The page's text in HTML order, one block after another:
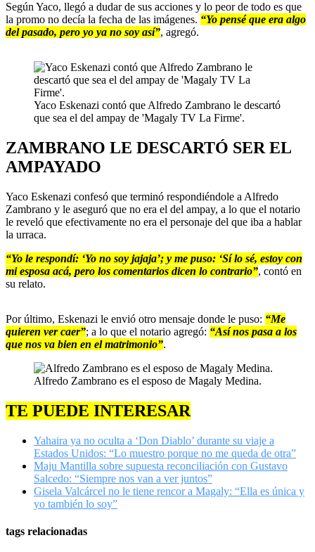
Según Yaco, llegó a dudar de sus acciones y lo peor de todo es que
la promo no decía la fecha de las imágenes. “Yo pensé que era algo
del pasado, pero yo ya no soy así”, agregó.
Yaco Eskenazi contó que Alfredo Zambrano le descartó
que sea el del ampay de 'Magaly TV La Firme'.
ZAMBRANO LE DESCARTÓ SER EL
AMPAYADO
Yaco Eskenazi confesó que terminó respondiéndole a Alfredo
Zambrano y le aseguró que no era el del ampay, a lo que el notario
le reveló que efectivamente no era el personaje del que iba a hablar
la urraca.
“Yo le respondí: ‘Yo no soy jajaja’; y me puso: ‘Sí lo sé, estoy con
mi esposa acá, pero los comentarios dicen lo contrario”, contó en
su relato.
Por último, Eskenazi le envió otro mensaje donde le puso: “Me
quieren ver caer”; a lo que el notario agregó: “Así nos pasa a los
que nos va bien en el matrimonio”.
Alfredo Zambrano es el esposo de Magaly Medina.
TE PUEDE INTERESAR
Yahaira ya no oculta a ‘Don Diablo’ durante su viaje a
Estados Unidos: “Lo muestro porque no me queda de otra”
Maju Mantilla sobre supuesta reconciliación con Gustavo
Salcedo: “Siempre nos van a ver juntos”
Gisela Valcárcel no le tiene rencor a Magaly: “Ella es única y
yo también lo soy”
tags relacionadas